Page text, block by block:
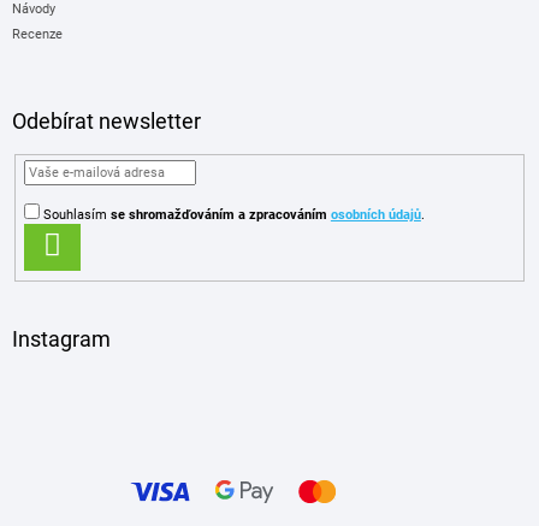
Návody
Recenze
Odebírat newsletter
Souhlasím se shromažďováním a zpracováním osobních údajů.
SE
Instagram